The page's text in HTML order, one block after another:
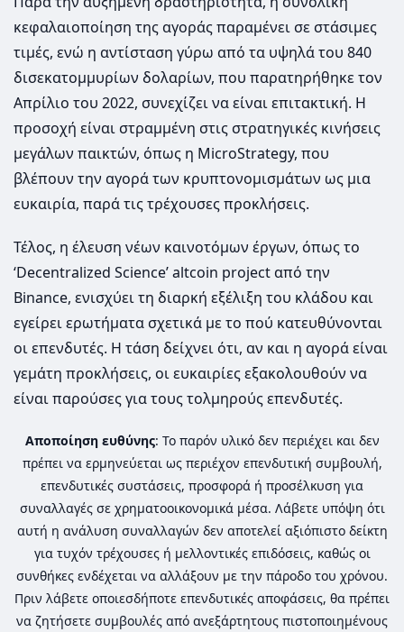
κεφαλαιοποίηση της αγοράς παραμένει σε στάσιμες
τιμές, ενώ η αντίσταση γύρω από τα υψηλά του 840
δισεκατομμυρίων δολαρίων, που παρατηρήθηκε τον
Απρίλιο του 2022, συνεχίζει να είναι επιτακτική. Η
προσοχή είναι στραμμένη στις στρατηγικές κινήσεις
μεγάλων παικτών, όπως η MicroStrategy, που
βλέπουν την αγορά των κρυπτονομισμάτων ως μια
ευκαιρία, παρά τις τρέχουσες προκλήσεις.
Τέλος, η έλευση νέων καινοτόμων έργων, όπως το
‘Decentralized Science’ altcoin project από την
Binance, ενισχύει τη διαρκή εξέλιξη του κλάδου και
εγείρει ερωτήματα σχετικά με το πού κατευθύνονται
οι επενδυτές. Η τάση δείχνει ότι, αν και η αγορά είναι
γεμάτη προκλήσεις, οι ευκαιρίες εξακολουθούν να
είναι παρούσες για τους τολμηρούς επενδυτές.
Αποποίηση ευθύνης: Το παρόν υλικό δεν περιέχει και δεν
πρέπει να ερμηνεύεται ως περιέχον επενδυτική συμβουλή,
επενδυτικές συστάσεις, προσφορά ή προσέλκυση για
συναλλαγές σε χρηματοοικονομικά μέσα. Λάβετε υπόψη ότι
αυτή η ανάλυση συναλλαγών δεν αποτελεί αξιόπιστο δείκτη
για τυχόν τρέχουσες ή μελλοντικές επιδόσεις, καθώς οι
συνθήκες ενδέχεται να αλλάξουν με την πάροδο του χρόνου.
Πριν λάβετε οποιεσδήποτε επενδυτικές αποφάσεις, θα πρέπει
να ζητήσετε συμβουλές από ανεξάρτητους πιστοποιημένους